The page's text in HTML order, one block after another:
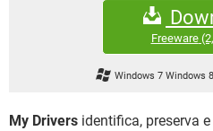
INSTAGRAM
Freeware
Windows 7 Windows
My Drivers identifica, preserva